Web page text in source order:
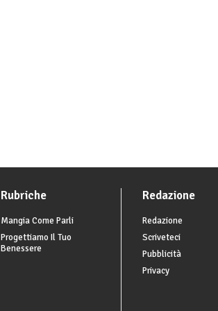
Rubriche
Mangia Come Parli
Progettiamo Il Tuo
Benessere
Redazione
Redazione
Scriveteci
Pubblicità
Privacy